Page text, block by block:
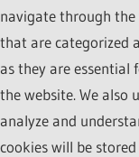
navigate through the
that are categorized
as they are
the website. We also
analyze and
cookies will be